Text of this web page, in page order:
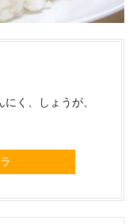
く、しょうが、